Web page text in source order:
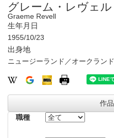
グレーム・レヴェル
Graeme Revell
生年月日
1955/10/23
出身地
ニュージーランド／オークランド
作品
職種